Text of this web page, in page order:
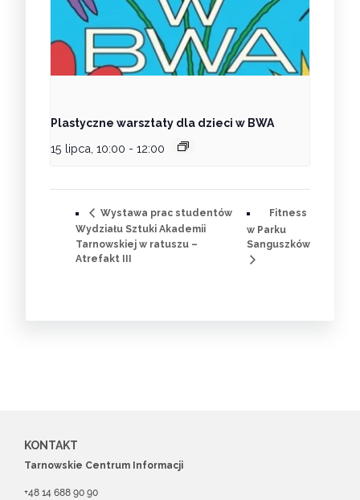
Plastyczne warsztaty dla dzieci w BWA
15 lipca, 10:00 - 12:00
Wystawa prac studentów
Wydziału Sztuki Akademii
Tarnowskiej w ratuszu –
Atrefakt III
Fitness
w Parku
Sanguszków
KONTAKT
Tarnowskie Centrum Informacji
+48 14 688 90 90